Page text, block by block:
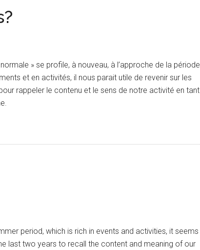
» se profile, à nouveau, à l’approche de la période
et en activités, il nous parait utile de revenir sur les
rappeler le contenu et le sens de notre activité en tant
period, which is rich in events and activities, it seems
last two years to recall the content and meaning of our